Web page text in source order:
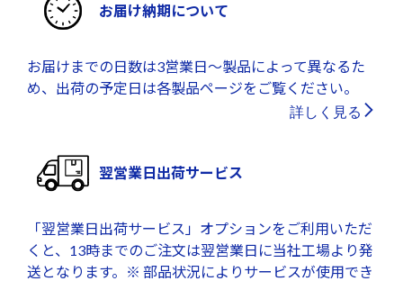
お届け納期について
お届けまでの日数は3営業日～製品によって異なるた
め、出荷の予定日は各製品ページをご覧ください。
詳しく見る
翌営業日出荷サービス
「翌営業日出荷サービス」オプションをご利用いただ
くと、13時までのご注文は翌営業日に当社工場より発
送となります。※ 部品状況によりサービスが使用でき